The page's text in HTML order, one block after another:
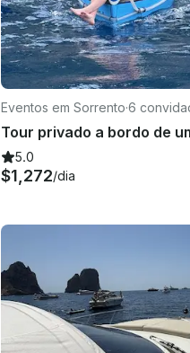
Eventos em Sorrento·6
5.0
$1,272/dia